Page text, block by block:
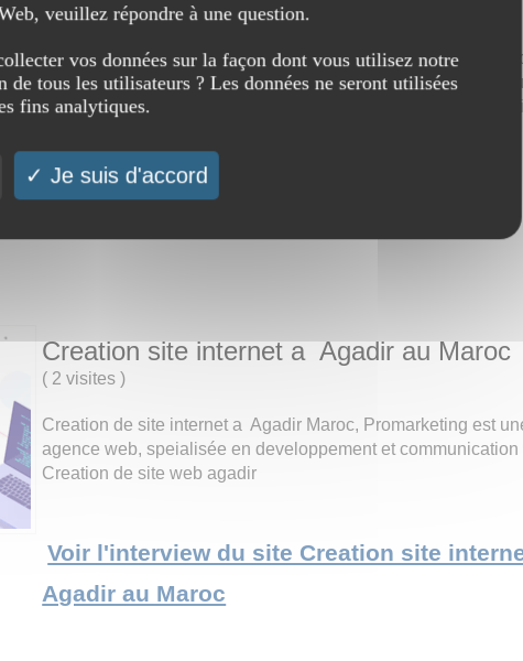
(1 visite )
Contacter un Taxi simplement à Aix-les-Bains pour satisfaire
désirs de déplacements dans la ville et autours. Restez
mouvement avec des Taxi disponibles pour vous à Aix-les-
Voir l'interview du site Taxi Aix-les-Bains
Creation site internet a Agadir au Maroc
( 2 visites)
Creation de site internet a Agadir Maroc, Promarketing est
agence web, speialisée en developpement et communication
Creation de site web agadir
Voir l'interview du site Creation site
Agadir au Maroc
veuillez répondre à une question.
vos données sur la façon dont vous utilisez notre
tous les utilisateurs ? Les données ne seront utilisées
fins analytiques.
Je suis d'accord